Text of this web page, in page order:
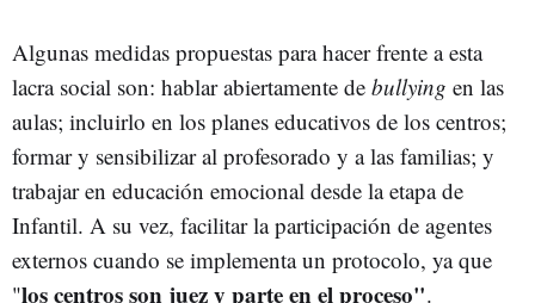
Algunas medidas propuestas para hacer frente a esta
lacra social son: hablar abiertamente de bullying en las
aulas; incluirlo en los planes educativos de los centros;
formar y sensibilizar al profesorado y a las familias; y
trabajar en educación emocional desde la etapa de
Infantil. A su vez, facilitar la participación de agentes
externos cuando se implementa un protocolo, ya que
"los centros son juez y parte en el proceso".